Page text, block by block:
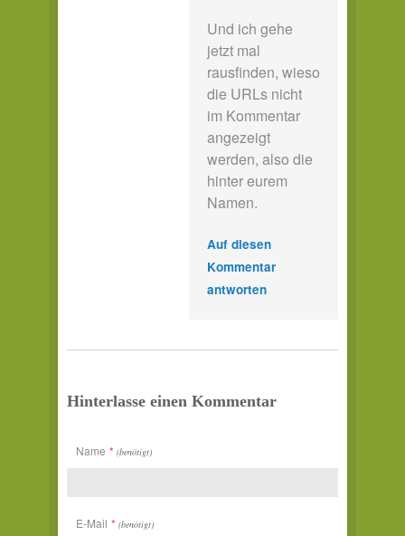
Und ich gehe
jetzt mal
rausfinden, wieso
die URLs nicht
im Kommentar
angezeigt
werden, also die
hinter eurem
Namen.
Auf diesen
Kommentar
antworten
Hinterlasse einen Kommentar
Name * (benötigt)
E-Mail * (benötigt)